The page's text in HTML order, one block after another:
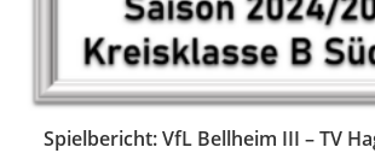
Spielbericht: VfL Bellheim III – TV